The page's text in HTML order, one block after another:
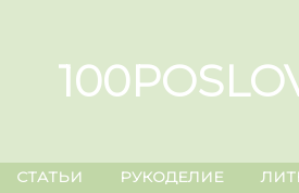
content
СТАТЬИ РУКОДЕЛИЕ